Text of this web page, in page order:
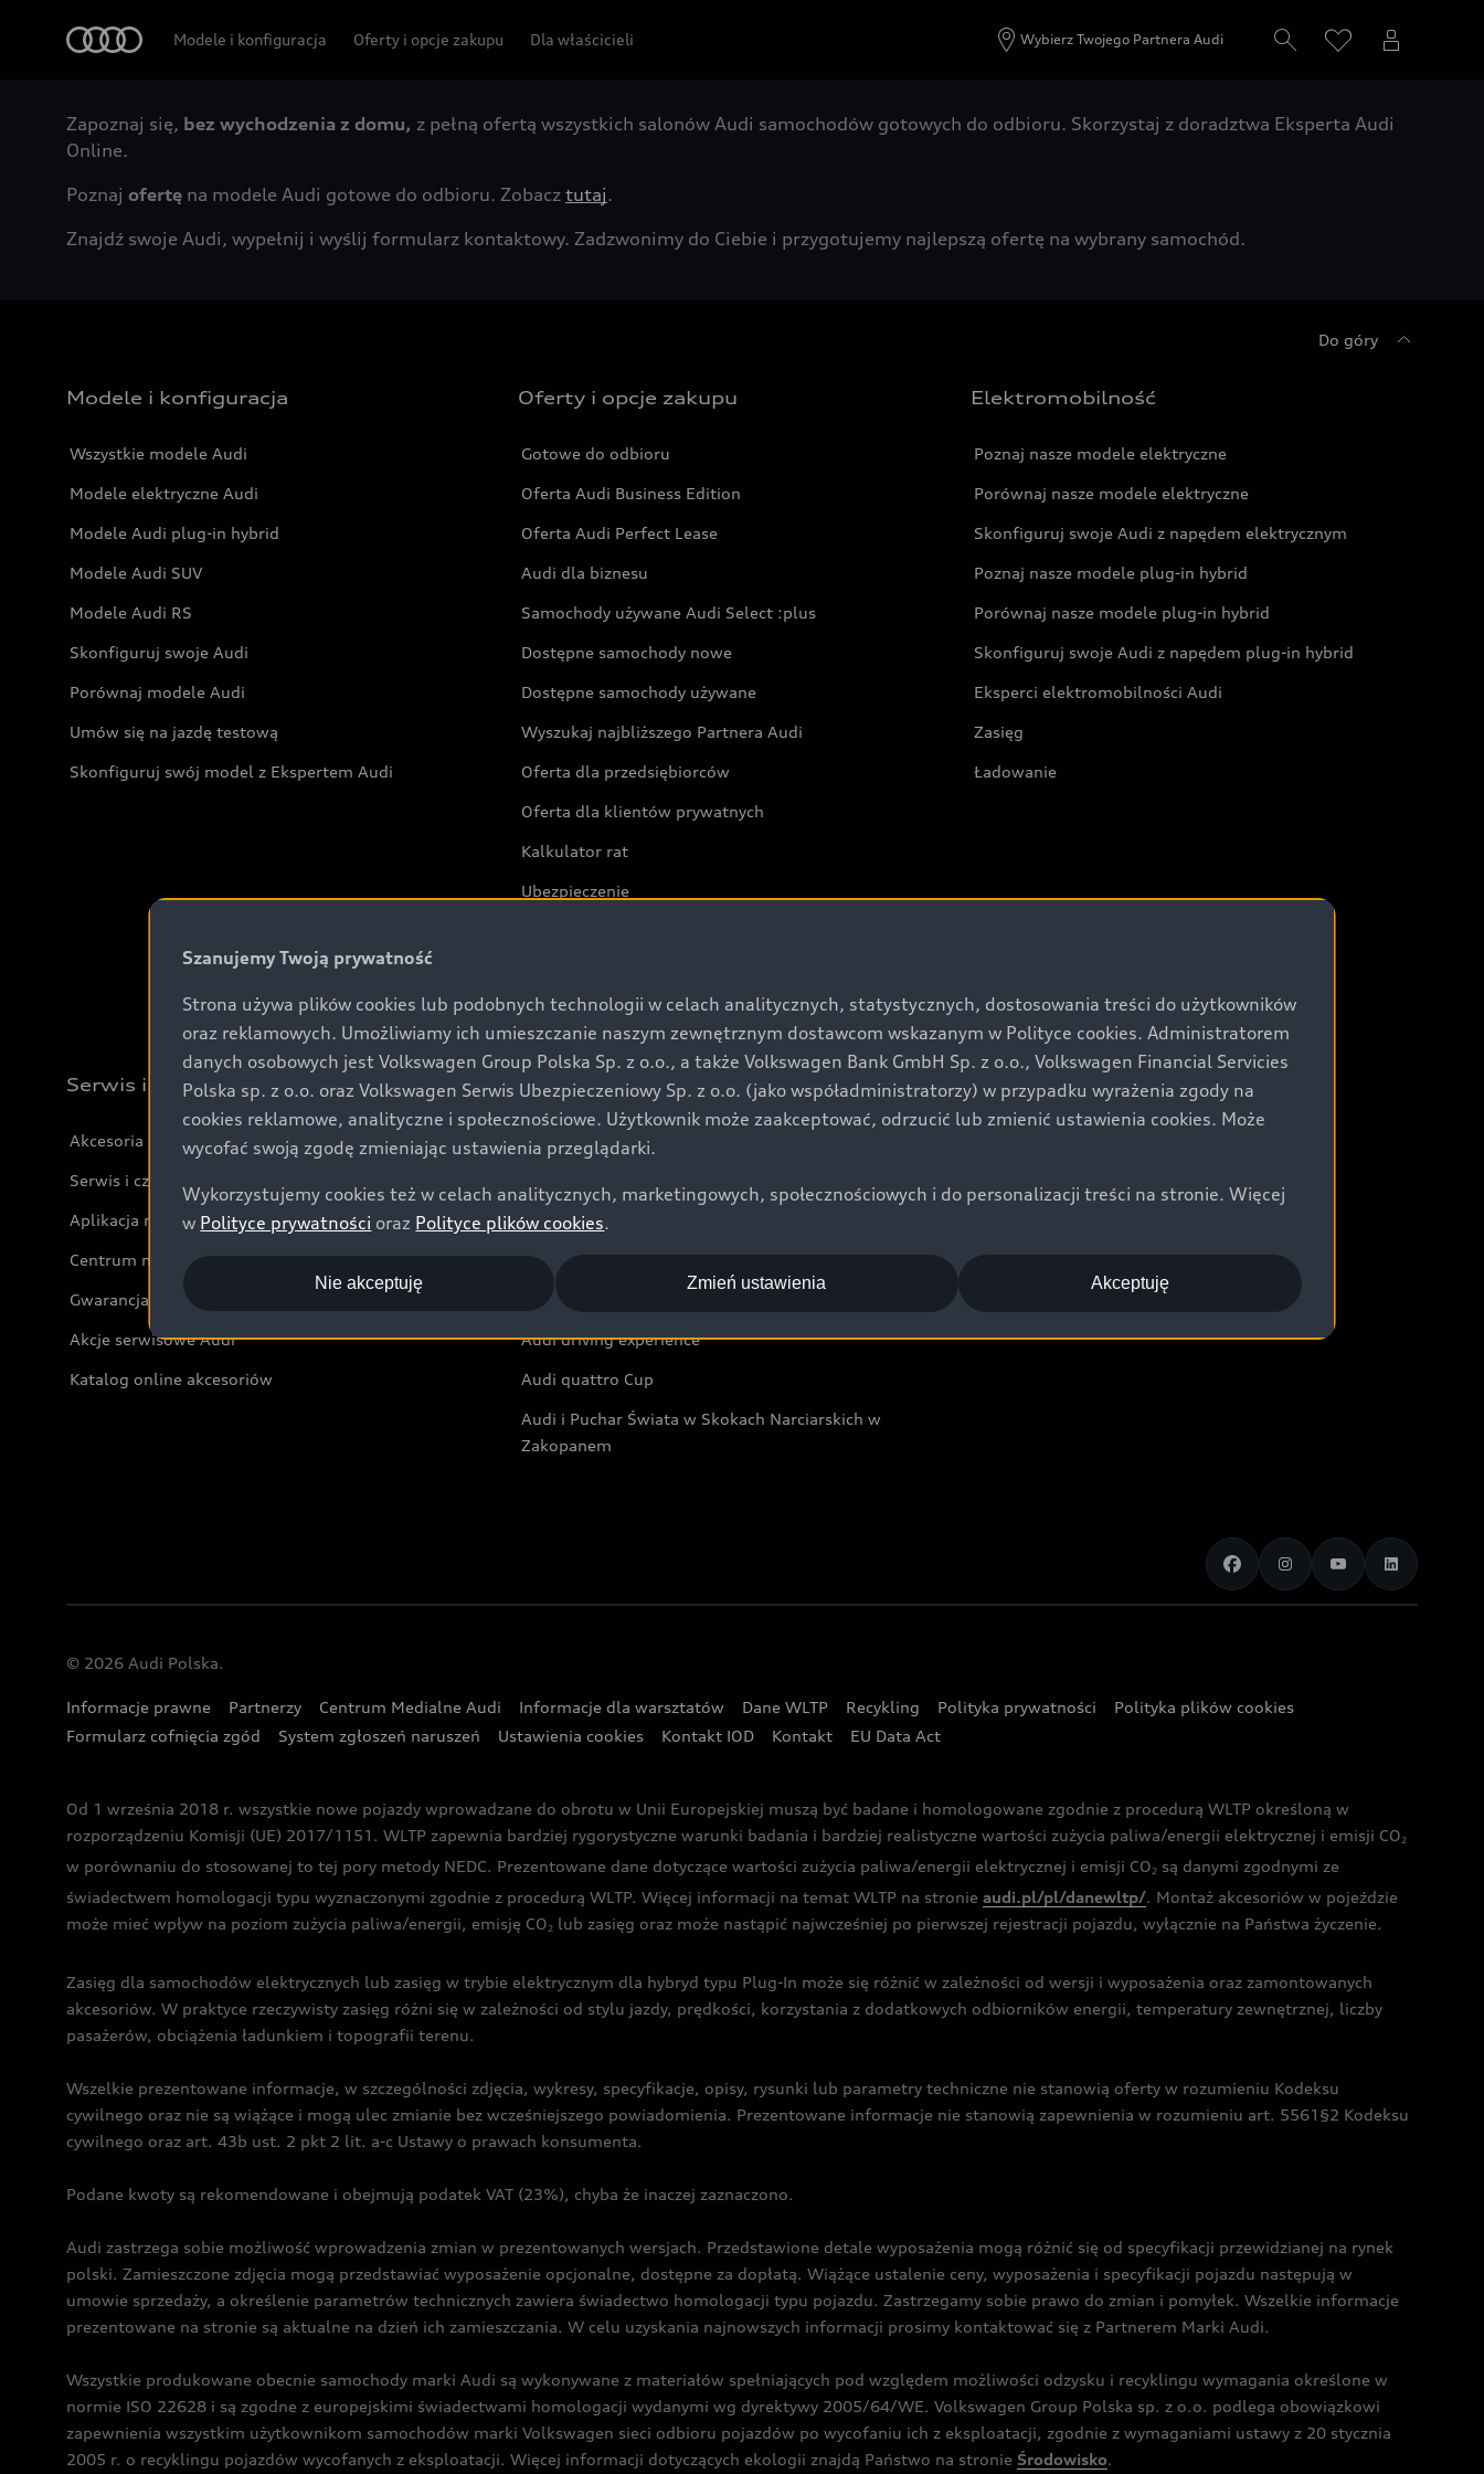
Modele i konfiguracja Oferty i opcje zakupu Dla właścicieli Wybierz Twojego Partnera Audi
Zapoznaj się, bez wychodzenia z domu, z pełną ofertą wszystkich salonów Audi samochodów gotowych do odbioru. Skorzystaj z doradztwa Eksperta Audi
Online.
Poznaj ofertę na modele Audi gotowe do odbioru. Zobacz tutaj.
Znajdź swoje Audi, wypełnij i wyślij formularz kontaktowy. Zadzwonimy do Ciebie i przygotujemy najlepszą ofertę na wybrany samochód.
Do góry
Modele i konfiguracja
Wszystkie modele Audi
Modele elektryczne Audi
Modele Audi plug-in hybrid
Modele Audi SUV
Modele Audi RS
Skonfiguruj swoje Audi
Porównaj modele Audi
Umów się na jazdę testową
Skonfiguruj swój model z Ekspertem Audi
Oferty i opcje zakupu
Gotowe do odbioru
Oferta Audi Business Edition
Oferta Audi Perfect Lease
Audi dla biznesu
Samochody używane Audi Select :plus
Dostępne samochody nowe
Dostępne samochody używane
Wyszukaj najbliższego Partnera Audi
Oferta dla przedsiębiorców
Oferta dla klientów prywatnych
Kalkulator rat
Ubezpieczenie
Audi exclusive
Elektromobilność
Poznaj nasze modele elektryczne
Porównaj nasze modele elektryczne
Skonfiguruj swoje Audi z napędem elektrycznym
Poznaj nasze modele plug-in hybrid
Porównaj nasze modele plug-in hybrid
Skonfiguruj swoje Audi z napędem plug-in hybrid
Eksperci elektromobilności Audi
Zasięg
Ładowanie
Serwis i akcesoria
Akcesoria
Serwis i części
Aplikacja myAudi i usługi cyfrowe
Centrum napraw powypadkowych
Gwarancja
Akcje serwisowe Audi
Katalog online akcesoriów
Świat Audi
Aktualności i historie postępu
Audi Nuvolari
Audi Sport Festiwal
Audi i Muzeum Sztuki Nowoczesnej w Warszawie
Audi driving experience
Audi quattro Cup
Audi i Puchar Świata w Skokach Narciarskich w
Zakopanem
© 2026 Audi Polska.
Informacje prawne Partnerzy Centrum Medialne Audi Informacje dla warsztatów Dane WLTP Recykling Polityka prywatności
Polityka plików cookies
Formularz cofnięcia zgód
System zgłoszeń naruszeń Ustawienia cookies Kontakt IOD Kontakt EU Data Act
Od 1 września 2018 r. wszystkie nowe pojazdy wprowadzane do obrotu w Unii Europejskiej muszą być badane i homologowane zgodnie z procedurą WLTP określoną w
rozporządzeniu Komisji (UE) 2017/1151. WLTP zapewnia bardziej rygorystyczne warunki badania i bardziej realistyczne wartości zużycia paliwa/energii elektrycznej i emisji CO2
w porównaniu do stosowanej to tej pory metody NEDC. Prezentowane dane dotyczące wartości zużycia paliwa/energii elektrycznej i emisji CO2 są danymi zgodnymi ze
świadectwem homologacji typu wyznaczonymi zgodnie z procedurą WLTP. Więcej informacji na temat WLTP na stronie audi.pl/pl/danewltp/. Montaż akcesoriów w pojeździe
może mieć wpływ na poziom zużycia paliwa/energii, emisję CO2 lub zasięg oraz może nastąpić najwcześniej po pierwszej rejestracji pojazdu, wyłącznie na Państwa życzenie.
Zasięg dla samochodów elektrycznych lub zasięg w trybie elektrycznym dla hybryd typu Plug-In może się różnić w zależności od wersji i wyposażenia oraz zamontowanych
akcesoriów. W praktyce rzeczywisty zasięg różni się w zależności od stylu jazdy, prędkości, korzystania z dodatkowych odbiorników energii, temperatury zewnętrznej, liczby
pasażerów, obciążenia ładunkiem i topografii terenu.
Wszelkie prezentowane informacje, w szczególności zdjęcia, wykresy, specyfikacje, opisy, rysunki lub parametry techniczne nie stanowią oferty w rozumieniu Kodeksu
cywilnego oraz nie są wiążące i mogą ulec zmianie bez wcześniejszego powiadomienia. Prezentowane informacje nie stanowią zapewnienia w rozumieniu art. 5561§2 Kodeksu
cywilnego oraz art. 43b ust. 2 pkt 2 lit. a-c Ustawy o prawach konsumenta.
Podane kwoty są rekomendowane i obejmują podatek VAT (23%), chyba że inaczej zaznaczono.
Audi zastrzega sobie możliwość wprowadzenia zmian w prezentowanych wersjach. Przedstawione detale wyposażenia mogą różnić się od specyfikacji przewidzianej na rynek
polski. Zamieszczone zdjęcia mogą przedstawiać wyposażenie opcjonalne, dostępne za dopłatą. Wiążące ustalenie ceny, wyposażenia i specyfikacji pojazdu następują w
umowie sprzedaży, a określenie parametrów technicznych zawiera świadectwo homologacji typu pojazdu. Zastrzegamy sobie prawo do zmian i pomyłek. Wszelkie informacje
prezentowane na stronie są aktualne na dzień ich zamieszczania. W celu uzyskania najnowszych informacji prosimy kontaktować się z Partnerem Marki Audi.
Wszystkie produkowane obecnie samochody marki Audi są wykonywane z materiałów spełniających pod względem możliwości odzysku i recyklingu wymagania określone w
normie ISO 22628 i są zgodne z europejskimi świadectwami homologacji wydanymi wg dyrektywy 2005/64/WE. Volkswagen Group Polska sp. z o.o. podlega obowiązkowi
zapewnienia wszystkim użytkownikom samochodów marki Volkswagen sieci odbioru pojazdów po wycofaniu ich z eksploatacji, zgodnie z wymaganiami ustawy z 20 stycznia
2005 r. o recyklingu pojazdów wycofanych z eksploatacji. Więcej informacji dotyczących ekologii znajdą Państwo na stronie Środowisko.
Szanujemy Twoją prywatność
Strona używa plików cookies lub podobnych technologii w celach analitycznych, statystycznych, dostosowania treści do użytkowników
oraz reklamowych. Umożliwiamy ich umieszczanie naszym zewnętrznym dostawcom wskazanym w Polityce cookies. Administratorem
danych osobowych jest Volkswagen Group Polska Sp. z o.o., a także Volkswagen Bank GmbH Sp. z o.o., Volkswagen Financial Servicies
Polska sp. z o.o. oraz Volkswagen Serwis Ubezpieczeniowy Sp. z o.o. (jako współadministratorzy) w przypadku wyrażenia zgody na
cookies reklamowe, analityczne i społecznościowe. Użytkownik może zaakceptować, odrzucić lub zmienić ustawienia cookies. Może
wycofać swoją zgodę zmieniając ustawienia przeglądarki.
Wykorzystujemy cookies też w celach analitycznych, marketingowych, społecznościowych i do personalizacji treści na stronie. Więcej
w Polityce prywatności oraz Polityce plików cookies.
Akceptuję
Nie akceptuję Zmień ustawienia